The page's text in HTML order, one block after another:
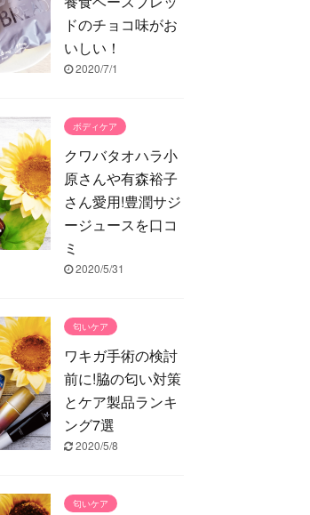
ドのチョコ味がお
いしい！
2020/7/1
ボディケア
クワバタオハラ小
原さんや有森裕子
さん愛用!豊潤サジ
ージュースを口コ
ミ
2020/5/31
匂いケア
ワキガ手術の検討
前に!脇の匂い対策
とケア製品ランキ
ング7選
2020/5/8
匂いケア